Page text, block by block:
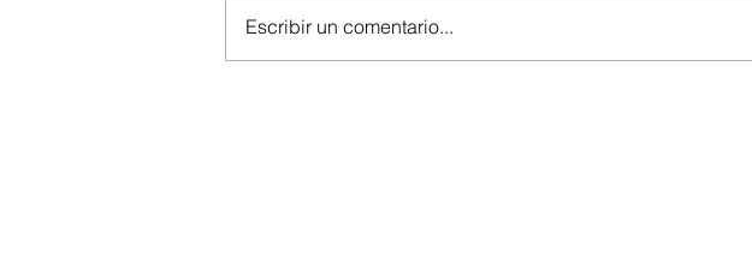
Escribir un comentario...